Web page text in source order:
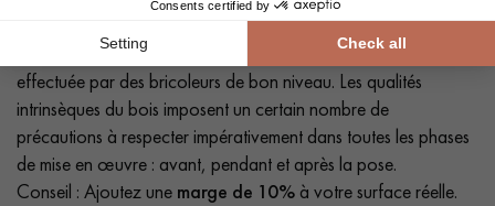
est une opérationdélicatequi peut
nécessiter l'intervention d'un professionnel, mais peut aussi être
effectuée par des bricoleurs de bon niveau. Les qualités
intrinsèques du bois imposent un certain nombre de
précautions à respecter impérativement dans toutes les phases
de mise en œuvre : avant, pendant et après la pose.
Conseil : Ajoutez une marge de 10% à votre surface réelle.